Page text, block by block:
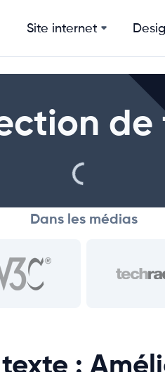
Site internet
de
Dans les médias
: